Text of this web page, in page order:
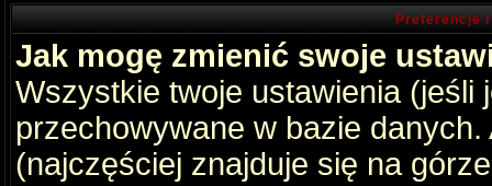
Preferencje
Jak mogę zmienić swoje
Wszystkie twoje ustawienia (jeśli
przechowywane w bazie
(najczęściej znajduje się na